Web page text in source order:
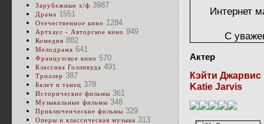
Интернет
С
Актер
Кэйти Джарвис
Katie Jarvis
Зарубежные х/ф 3987
Драма 1551
Отечественное кино 1284
Артхаус - Авторское кино 949
Комедия 882
Мелодрама 641
Французское кино 570
Классика Голливуда 491
Триллер 387
Балет и танец 378
Исторические фильмы 361
Музыкальные фильмы 348
Приключенческие фильмы 329
Оперы и классическая музыка 313